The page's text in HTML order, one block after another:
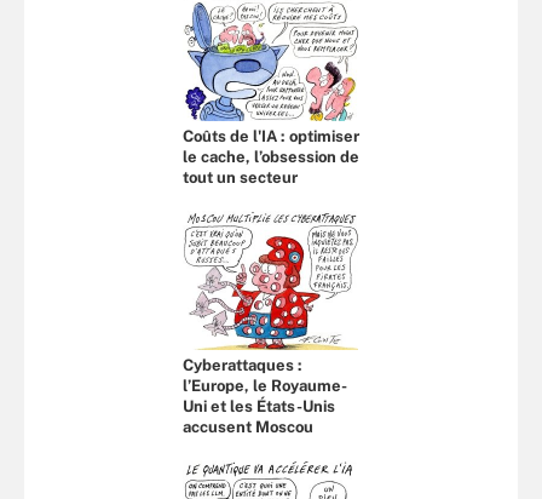
Coûts de l'IA : optimiser
le cache, l’obsession de
tout un secteur
Cyberattaques :
l’Europe, le Royaume-
Uni et les États-Unis
accusent Moscou